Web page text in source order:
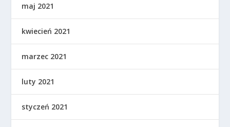
maj 2021
kwiecień 2021
marzec 2021
luty 2021
styczeń 2021